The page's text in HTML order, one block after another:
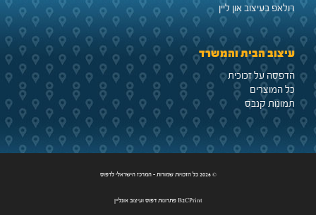
רולאפ בעיצוב און ליין
עיצוב הבית והמשרד
הדפסה על זכוכית
כל המוצרים
תמונות קנבס
B2CPrint פתרונות דפוס ועיצוב אונליין